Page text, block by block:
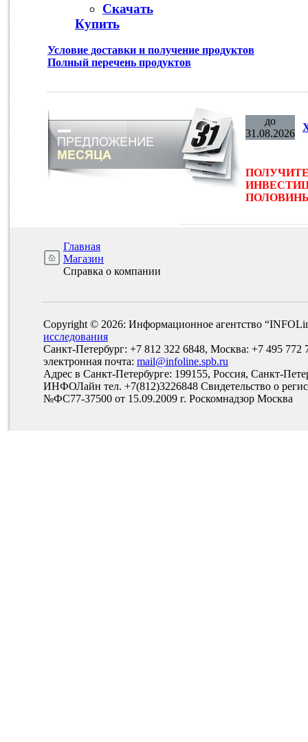
Скачать
Купить
Условие доставки и получение продуктов
Полный перечень продуктов
до
31.08.2026
ПОЛОВИНЫ
Главная
Магазин
Справка о компании
Copyright © 2026: Информационное агентство
исследования
Санкт-Петербург: +7 812 322 6848, Москва: +7 495 772
электронная почта: mail@infoline.spb.ru
Адрес в Санкт-Петербурге: 199155, Россия, Санкт-
ИНФОЛайн тел. +7(812)3226848 Свидетельство о
№ФС77-37500 от 15.09.2009 г. Роскомнадзор Москва